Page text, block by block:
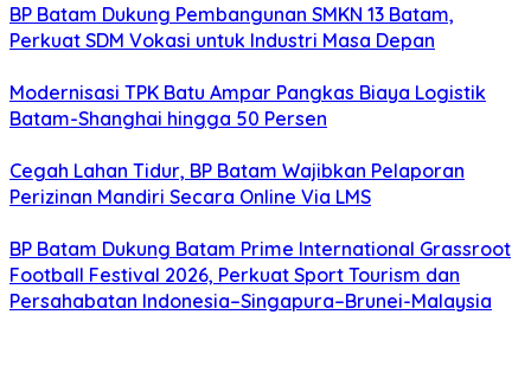
BP Batam Dukung Pembangunan SMKN 13 Batam,
Perkuat SDM Vokasi untuk Industri Masa Depan
Modernisasi TPK Batu Ampar Pangkas Biaya Logistik
Batam-Shanghai hingga 50 Persen
Cegah Lahan Tidur, BP Batam Wajibkan Pelaporan
Perizinan Mandiri Secara Online Via LMS
BP Batam Dukung Batam Prime International Grassroot
Football Festival 2026, Perkuat Sport Tourism dan
Persahabatan Indonesia–Singapura–Brunei-Malaysia